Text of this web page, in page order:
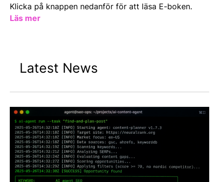
Klicka på knappen nedanför för att läsa E-boken.
Läs mer
Latest News